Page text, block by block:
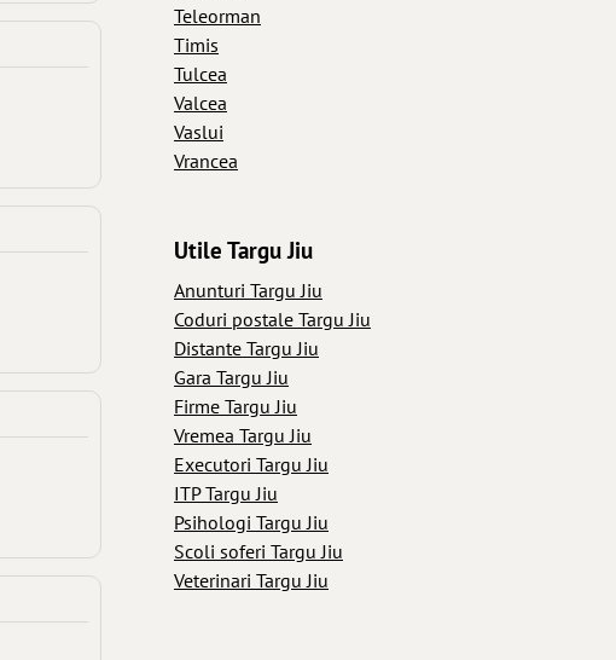
Teleorman
Timis
Tulcea
Valcea
Vaslui
Vrancea
Utile Targu Jiu
Anunturi Targu Jiu
Coduri postale Targu Jiu
Distante Targu Jiu
Gara Targu Jiu
Firme Targu Jiu
Vremea Targu Jiu
Executori Targu Jiu
ITP Targu Jiu
Psihologi Targu Jiu
Scoli soferi Targu Jiu
Veterinari Targu Jiu